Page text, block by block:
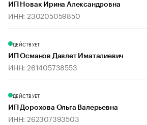
ИП Новак Ирина Александровна
ИНН: 230205059850
ДЕЙСТВУЕТ
ИП Османов Давлет Иматалиевич
ИНН: 261405738553
ДЕЙСТВУЕТ
ИП Дорохова Ольга Валерьевна
ИНН: 262307393503